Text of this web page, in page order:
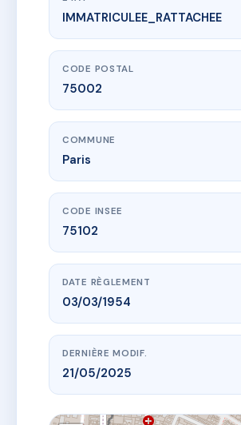
www.vme.plus/AC6622963
SDC 275 Rue Saint Denis
275 r saint-denis
IMMATRICULEE_RATTACHEE
CODE POSTAL
75002
COMMUNE
Paris
CODE INSEE
75102
DATE RÈGLEMENT
03/03/1954
DERNIÈRE MODIF.
21/05/2025